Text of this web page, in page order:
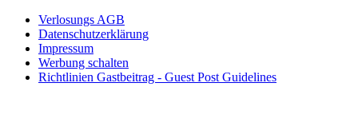
Verlosungs AGB
Datenschutzerklärung
Impressum
Werbung schalten
Richtlinien Gastbeitrag - Guest Post Guidelines